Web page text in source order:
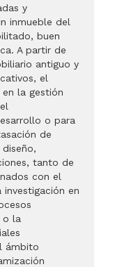
y
inmueble del
buen
A partir de
antiguo y
el
la gestión
o para
de
tanto de
con el
en
o la
ámbito